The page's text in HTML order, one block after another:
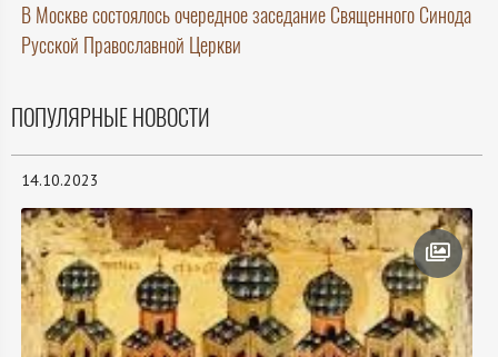
В Москве состоялось очередное заседание Священного Синода
Русской Православной Церкви
ПОПУЛЯРНЫЕ НОВОСТИ
14.10.2023